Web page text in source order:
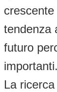
crescente
tendenza
futuro
importanti.
La